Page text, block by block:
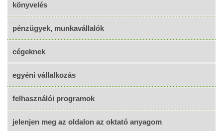
könyvelés
pénzügyek, munkavállalók
cégeknek
egyéni vállalkozás
felhasználói programok
jelenjen meg az oldalon az oktató anyagom